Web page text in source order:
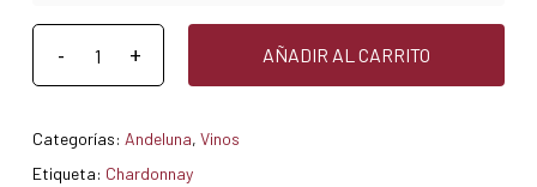
AÑADIR AL CARRITO
Categorías: Andeluna, Vinos
Etiqueta: Chardonnay